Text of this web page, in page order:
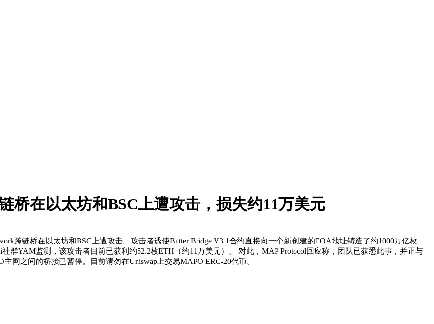
桥在以太坊和BSC上遭攻击，损失约11万美元
跨链桥在以太坊和BSC上遭攻击。攻击者诱使Butter Bridge V3.1合约直接向一个新创建的EOA地址铸造了约1000万亿枚
群YAM监测，该攻击者目前已获利约52.2枚ETH（约11万美元）。 对此，MAP Protocol回应称，团队已获悉此事，并正与
网之间的桥接已暂停。目前请勿在Uniswap上交易MAPO ERC-20代币。